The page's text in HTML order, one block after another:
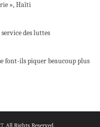
», Haïti
des luttes
font-ils piquer beaucoup plus
. All Rights Reserved.